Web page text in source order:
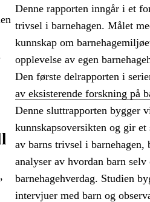
Denne rapporten inngår i et
trivsel i barnehagen. Målet
kunnskap om
opplevelse av egen
Den første delrapporten i
av eksisterende forskning på
Denne sluttrapporten bygger
kunnskapsoversikten og gir
av barns trivsel i barnehagen,
analyser av hvordan barn selv
barnehagehverdag. Studien
intervjuer med barn og